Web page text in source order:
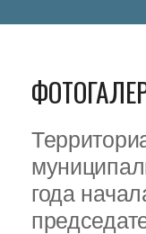
года